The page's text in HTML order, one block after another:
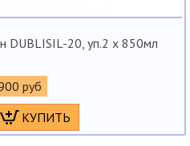
DUBLISIL-20, уп.2 x 850мл
руб